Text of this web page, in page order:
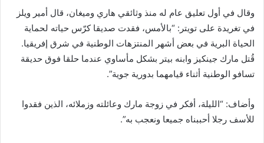
وقال في أول تعليق عام له منذ وثائقي هاري وميغان، قال أمير ويلز
في تغريدة على تويتر: “بالأمس، فقدت صديقا كرّس حياته لحماية
الحياة البرية في بعض أشهر المنتزهات الوطنية في شرق إفريقيا.
قُتل مارك جينكيز وابنه بيتر بشكل مأساوي عندما حلقا فوق حديقة
تسافو الوطنية أثناء قيامهما بدورية جوية”.
وأضاف: “الليلة، أفكر في زوجة مارك وعائلته وزملائه، الذين فقدوا
للأسف رجلا أحببناه جميعا ونعجب به”.